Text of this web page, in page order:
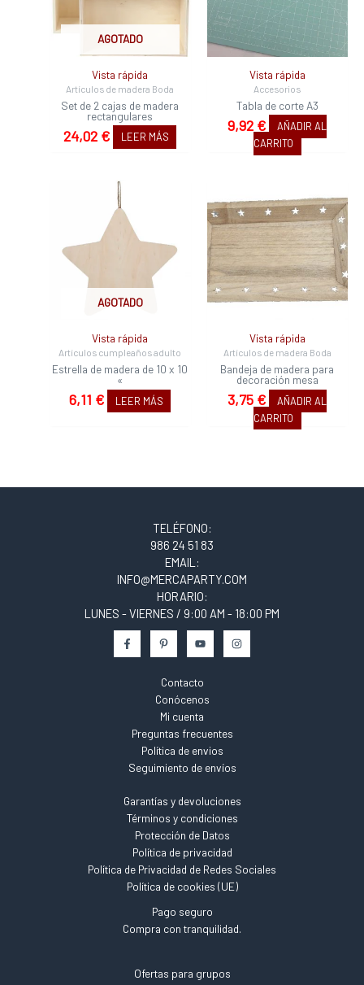
AGOTADO
Vista rápida
Artículos de madera Boda
Set de 2 cajas de madera
rectangulares
24,02 € LEER MÁS
Vista rápida
Accesorios
Tabla de corte A3
9,92 €
AÑADIR AL
CARRITO
AGOTADO
Vista rápida
Artículos cumpleaños adulto
Estrella de madera de 10 x 10
«
6,11 € LEER MÁS
Vista rápida
Artículos de madera Boda
Bandeja de madera para
decoración mesa
3,75 €
AÑADIR AL
CARRITO
TELÉFONO:
986 24 51 83
EMAIL:
INFO@MERCAPARTY.COM
HORARIO:
LUNES - VIERNES / 9:00 AM - 18:00 PM
Contacto
Conócenos
Mi cuenta
Preguntas frecuentes
Política de envios
Seguimiento de envíos
Garantías y devoluciones
Términos y condiciones
Protección de Datos
Política de privacidad
Política de Privacidad de Redes Sociales
Política de cookies (UE)
Pago seguro
Compra con tranquilidad.
Ofertas para grupos